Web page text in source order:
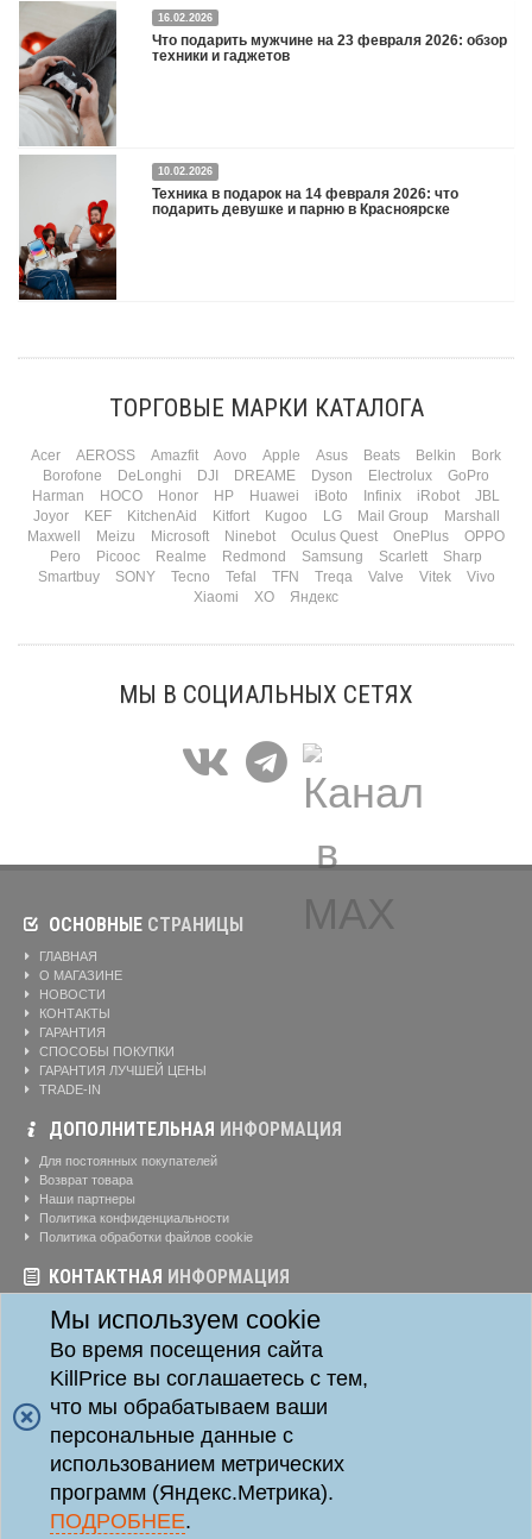
Что подарить на 8 марта 2026: техника для женщин
16.02.2026
Что подарить мужчине на 23 февраля 2026: обзор
техники и гаджетов
Двадцать третье февраля — праздник, на который мужчины делают вид, что им
все равно. А потом три дня рассказывают коллегам, какую колонку / приставку /
камеру им подарили. Не верьте словам — верьте глазам, которые загораются
при виде новой коробки.
10.02.2026
Техника в подарок на 14 февраля 2026: что
подарить девушке и парню в Красноярске
марта — контрольный выстрел по кошельку. Начнем с первого — потому что он
ТОРГОВЫЕ МАРКИ КАТАЛОГА
Acer AEROSS Amazfit Aovo Apple Asus Beats Belkin
Bork
Borofone
DeLonghi DJI DREAME Dyson Electrolux
GoPro
Harman
HOCO Honor HP Huawei iBoto Infinix iRobot
JBL
Joyor
KEF KitchenAid Kitfort Kugoo LG Mail Group
Marshall
Maxwell
Meizu Microsoft Ninebot Oculus Quest OnePlus
OPPO
Pero
Picooc Realme Redmond Samsung Scarlett
Sharp
Smartbuy
SONY Tecno Tefal TFN Treqa Valve Vitek
Vivo
Xiaomi
XO Яндекс
МЫ В СОЦИАЛЬНЫХ СЕТЯХ
Мы используем cookie
Во время посещения сайта
KillPrice вы соглашаетесь с тем,
что мы обрабатываем ваши
персональные данные с
использованием метрических
программ (Яндекс.Метрика).
ПОДРОБНЕЕ.
ОСНОВНЫЕ СТРАНИЦЫ
ГЛАВНАЯ
О МАГАЗИНЕ
НОВОСТИ
КОНТАКТЫ
ГАРАНТИЯ
СПОСОБЫ ПОКУПКИ
ГАРАНТИЯ ЛУЧШЕЙ ЦЕНЫ
TRADE-IN
ДОПОЛНИТЕЛЬНАЯ ИНФОРМАЦИЯ
Для постоянных покупателей
Возврат товара
Наши партнеры
Политика конфиденциальности
Политика обработки файлов cookie
КОНТАКТНАЯ ИНФОРМАЦИЯ
Режим работы магазина:
Ежедневно: 10:00-20:00
Телефоны:
8-904-895-02-20
Адрес: г. Красноярск, ул. Алексеева, д. 24, офис 41
Killprice24 © 2014 - 2026
Killprice24 Магазин цифровой техники.
Данный информационный ресурс не является публичной офертой. Наличие и стоимость
товаров уточняйте по телефону. Производители оставляют за собой право изменять
технические характеристики и внешний вид товаров без предварительного уведомления.